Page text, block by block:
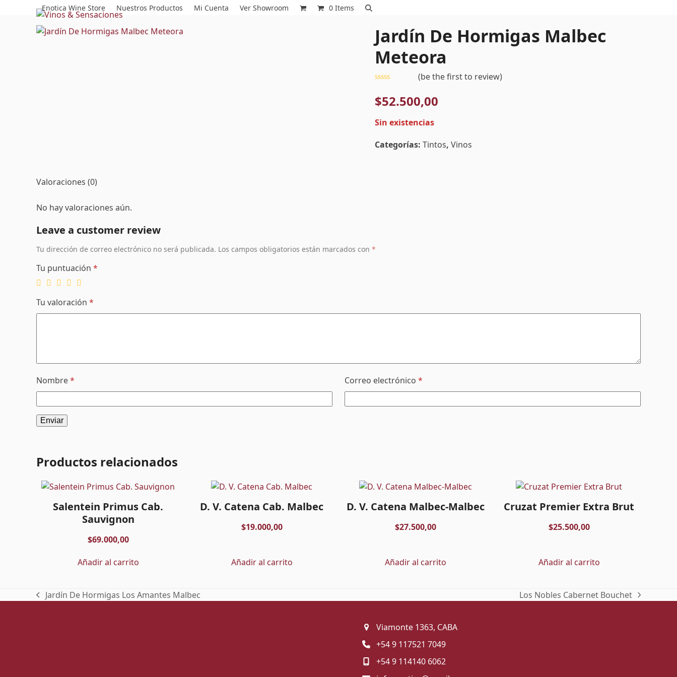
Enotica Wine Store Nuestros Productos Mi Cuenta Ver Showroom 0 Items
Jardín De Hormigas Malbec
Meteora
con
0
5
(be the first to review)
$52.500,00
Sin existencias
Categorías: Tintos, Vinos
Valoraciones (0)
No hay valoraciones aún.
Leave a customer review
Tu dirección de correo electrónico no será publicada. Los campos obligatorios están marcados con *
Tu puntuación *
Tu valoración *
Nombre* Correo electrónico *
Productos relacionados
Salentein Primus Cab.
Sauvignon
$69.000,00
Añadir al carrito
D. V. Catena Cab. Malbec
$19.000,00
Añadir al carrito
D. V. Catena Malbec-Malbec
$27.500,00
Añadir al carrito
Cruzat Premier Extra Brut
$25.500,00
Añadir al carrito
previous
Jardín De Hormigas Los Amantes Malbec
next
Los Nobles Cabernet Bouchet
Viamonte 1363, CABA
+54 9 117521 7049
+54 9 114140 6062